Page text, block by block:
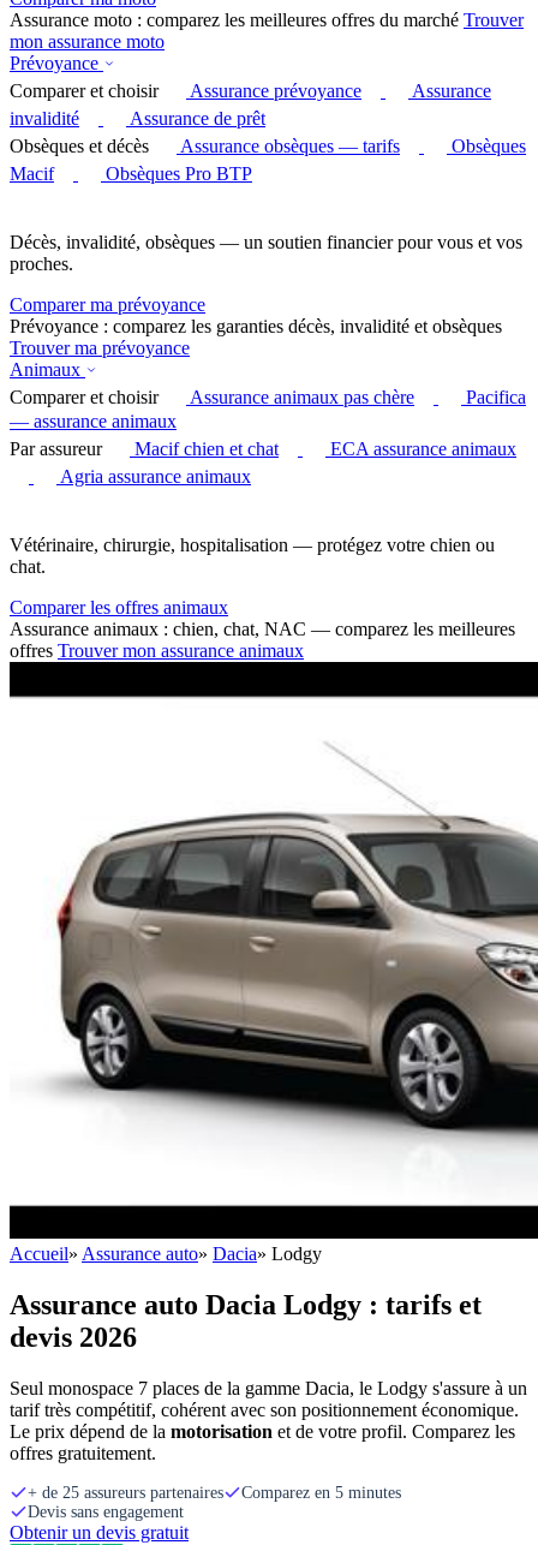
Assurance moto : comparez les meilleures offres du marché Trouver
mon assurance moto
Prévoyance
Comparer et choisir
Assurance prévoyance
Assurance
invalidité
Assurance de prêt
Obsèques et décès
Assurance obsèques — tarifs
Obsèques
Macif
Obsèques Pro BTP
Décès, invalidité, obsèques — un soutien financier pour vous et vos
proches.
Comparer ma prévoyance
Prévoyance : comparez les garanties décès, invalidité et obsèques
Trouver ma prévoyance
Animaux
Comparer et choisir
Assurance animaux pas chère
Pacifica
— assurance animaux
Par assureur
Macif chien et chat
ECA assurance animaux
Agria assurance animaux
Vétérinaire, chirurgie, hospitalisation — protégez votre chien ou
chat.
Comparer les offres animaux
Assurance animaux : chien, chat, NAC — comparez les meilleures
offres Trouver mon assurance animaux
Accueil» Assurance auto» Dacia» Lodgy
Assurance auto Dacia Lodgy : tarifs et
devis 2026
Seul monospace 7 places de la gamme Dacia, le Lodgy s'assure à un
tarif très compétitif, cohérent avec son positionnement économique.
Le prix dépend de la motorisation et de votre profil. Comparez les
offres gratuitement.
+ de 25 assureurs partenaires
Comparez en 5 minutes
Devis sans engagement
Obtenir un devis gratuit